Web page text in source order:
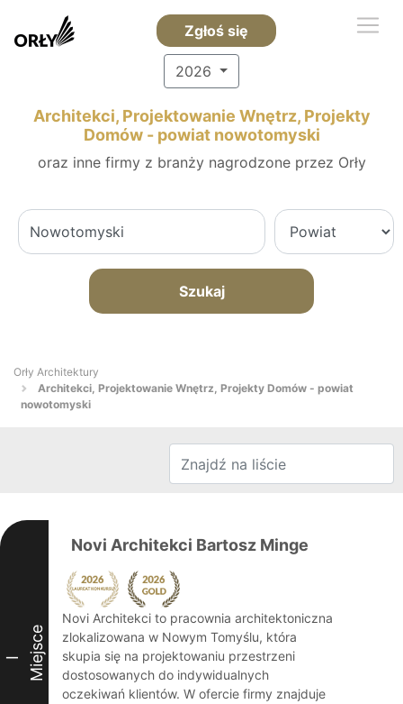
Zgłoś się
2026
Architekci, Projektowanie Wnętrz, Projekty
Domów - powiat nowotomyski
oraz inne firmy z branży nagrodzone przez Orły
Szukaj
Orły Architektury
Architekci, Projektowanie Wnętrz, Projekty Domów - powiat
nowotomyski
I Miejsce
Novi Architekci Bartosz Minge
Novi Architekci to pracownia architektoniczna
zlokalizowana w Nowym Tomyślu, która
skupia się na projektowaniu przestrzeni
dostosowanych do indywidualnych
oczekiwań klientów. W ofercie firmy znajduje